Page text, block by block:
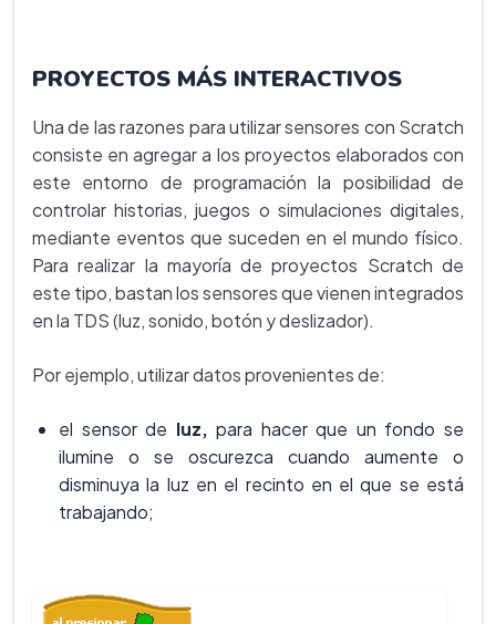
PROYECTOS MÁS INTERACTIVOS
Una de las razones para utilizar sensores con Scratch
consiste en agregar a los proyectos elaborados con
este entorno de programación la posibilidad de
controlar historias, juegos o simulaciones digitales,
mediante eventos que suceden en el mundo físico.
Para realizar la mayoría de proyectos Scratch de
este tipo, bastan los sensores que vienen integrados
en la TDS (luz, sonido, botón y deslizador).
Por ejemplo, utilizar datos provenientes de:
el sensor de luz, para hacer que un fondo se
ilumine o se oscurezca cuando aumente o
disminuya la luz en el recinto en el que se está
trabajando;